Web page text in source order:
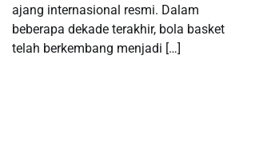
ajang internasional resmi. Dalam
beberapa dekade terakhir, bola basket
telah berkembang menjadi […]